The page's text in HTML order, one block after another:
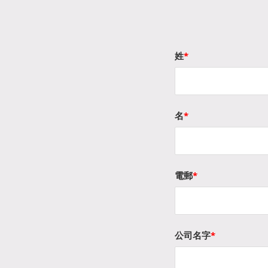
姓*
名*
電郵*
公司名字*